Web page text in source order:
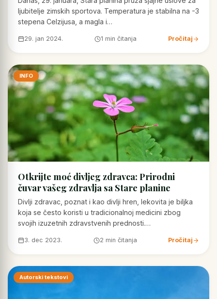
ljubitelje zimskih sportova. Temperatura je stabilna na -3
stepena Celzijusa, a magla i…
29. jan 2024. 1 min čitanja Pročitaj
INFO
Otkrijte moć divljeg zdravca: Prirodni
čuvar vašeg zdravlja sa Stare planine
Divlji zdravac, poznat i kao divlji hren, lekovita je biljka
koja se često koristi u tradicionalnoj medicini zbog
svojih izuzetnih zdravstvenih prednosti.…
3. dec 2023. 2 min čitanja Pročitaj
Autorski tekstovi